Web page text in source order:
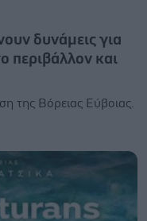
δυνάμεις για
περιβάλλον και
της Βόρειας Εύβοιας.